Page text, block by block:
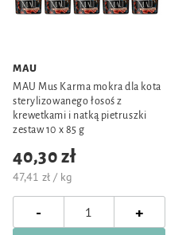
MAU
MAU Mus Karma mokra dla kota
sterylizowanego łosoś z
krewetkami i natką pietruszki
zestaw 10 x 85 g
40,30 zł
47,41 zł / kg
- +